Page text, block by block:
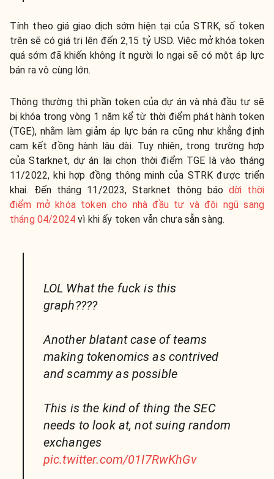
Tính theo giá giao dịch sớm hiện tại của STRK, số token
trên sẽ có giá trị lên đến 2,15 tỷ USD. Việc mở khóa token
quá sớm đã khiến không ít người lo ngại sẽ có một áp lực
bán ra vô cùng lớn.
Thông thường thì phần token của dự án và nhà đầu tư sẽ
bị khóa trong vòng 1 năm kể từ thời điểm phát hành token
(TGE), nhằm làm giảm áp lực bán ra cũng như khẳng định
cam kết đồng hành lâu dài. Tuy nhiên, trong trường hợp
của Starknet, dự án lại chọn thời điểm TGE là vào tháng
11/2022, khi hợp đồng thông minh của STRK được triển
khai. Đến tháng 11/2023, Starknet thông báodời thời
điểm mở khóa token cho nhà đầu tư và đội ngũ sang
tháng 04/2024vì khi ấy token vẫn chưa sẵn sàng.
LOL What the fuck is this
graph????
Another blatant case of teams
making tokenomics as contrived
and scammy as possible
This is the kind of thing the SEC
needs to look at, not suing random
exchanges
pic.twitter.com/01I7RwKhGv